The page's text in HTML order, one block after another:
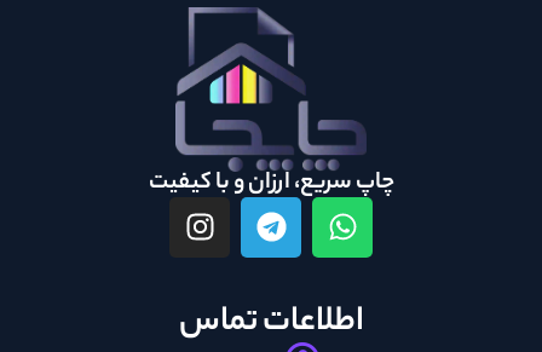
چاپ سریع، ارزان و با کیفیت
اطلاعات تماس